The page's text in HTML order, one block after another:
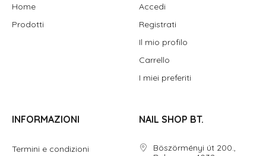
Home
Prodotti
Accedi
Registrati
Il mio profilo
Carrello
I miei preferiti
INFORMAZIONI
Termini e condizioni
NAIL SHOP BT.
Böszörményi út 200.,